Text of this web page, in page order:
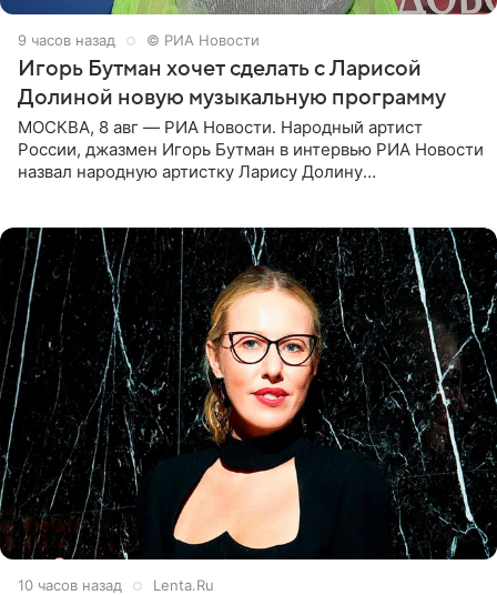
9 часов назад © РИА Новости
Игорь Бутман хочет сделать с Ларисой
Долиной новую музыкальную программу
МОСКВА, 8 авг — РИА Новости. Народный артист
России, джазмен Игорь Бутман в интервью РИА Новости
назвал народную артистку Ларису Долину
10 часов назад Lenta.Ru